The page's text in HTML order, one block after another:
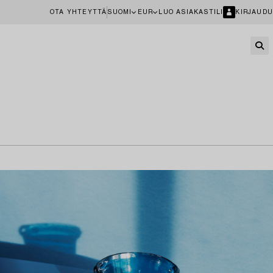
OTA YHTEYTTÄ SUOMI EUR LUO ASIAKASTILI KIRJAUDU